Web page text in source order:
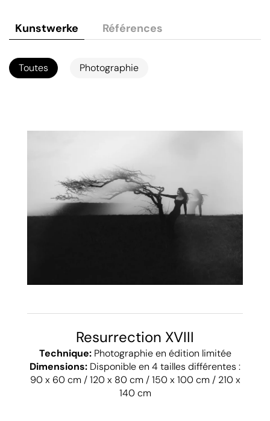
Kunstwerke Références
Toutes Photographie
Resurrection XVIII
Technique:Photographie en édition limitée
Dimensions: Disponible en 4 tailles différentes :
90 x 60 cm / 120 x 80 cm / 150 x 100 cm / 210 x
140 cm